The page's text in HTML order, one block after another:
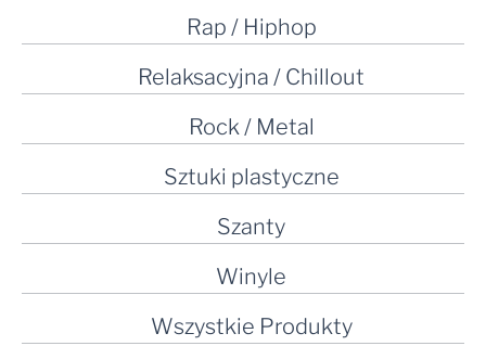
Rap / Hiphop
Relaksacyjna / Chillout
Rock / Metal
Sztuki plastyczne
Szanty
Winyle
Wszystkie Produkty